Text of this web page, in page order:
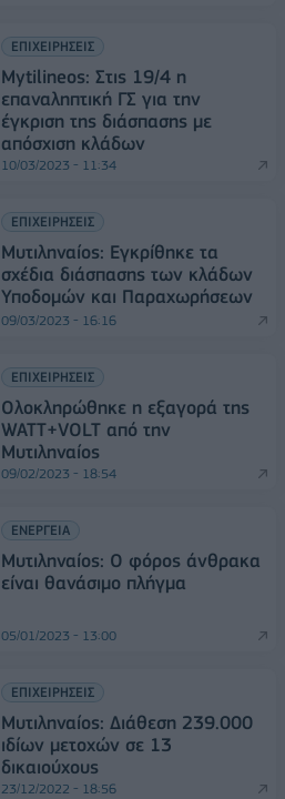
ΕΠΙΧΕΙΡΗΣΕΙΣ
Mytilineos: Στις 19/4 η
επαναληπτική ΓΣ για την
έγκριση της διάσπασης με
απόσχιση κλάδων
10/03/2023 - 11:34
ΕΠΙΧΕΙΡΗΣΕΙΣ
Μυτιληναίος: Εγκρίθηκε τα
σχέδια διάσπασης των κλάδων
Υποδομών και Παραχωρήσεων
09/03/2023 - 16:16
ΕΠΙΧΕΙΡΗΣΕΙΣ
Ολοκληρώθηκε η εξαγορά της
WATT+VOLT από την
Μυτιληναίος
09/02/2023 - 18:54
ΕΝΕΡΓΕΙΑ
Μυτιληναίος: Ο φόρος άνθρακα
είναι θανάσιμο πλήγμα
05/01/2023 - 13:00
ΕΠΙΧΕΙΡΗΣΕΙΣ
Μυτιληναίος: Διάθεση 239.000
ιδίων μετοχών σε 13
δικαιούχους
23/12/2022 - 18:56